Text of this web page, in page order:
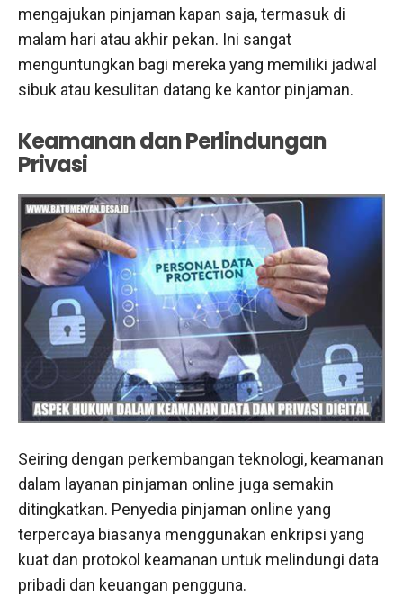
mengajukan pinjaman kapan saja, termasuk di
malam hari atau akhir pekan. Ini sangat
menguntungkan bagi mereka yang memiliki jadwal
sibuk atau kesulitan datang ke kantor pinjaman.
Keamanan dan Perlindungan
Privasi
Seiring dengan perkembangan teknologi, keamanan
dalam layanan pinjaman online juga semakin
ditingkatkan. Penyedia pinjaman online yang
terpercaya biasanya menggunakan enkripsi yang
kuat dan protokol keamanan untuk melindungi data
pribadi dan keuangan pengguna.